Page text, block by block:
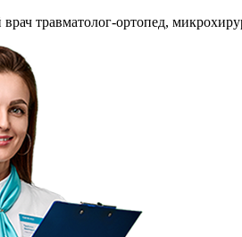
травматолог-ортопед,